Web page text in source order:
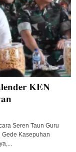
KEN
Seren Taun Guru
Kasepuhan